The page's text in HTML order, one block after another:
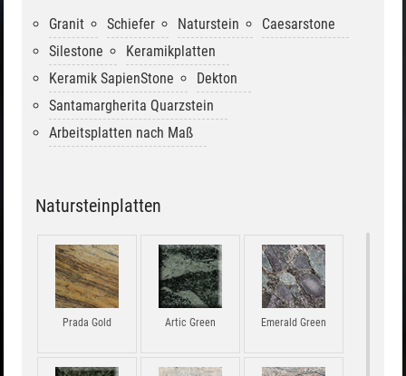
Granit Schiefer Naturstein
Caesarstone
Silestone
Keramikplatten
Keramik SapienStone
Dekton
Santamargherita Quarzstein
Arbeitsplatten nach Maß
Natursteinplatten
Prada Gold Artic Green Emerald Green